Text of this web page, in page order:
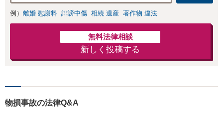
住以外の方も対
応】
例） 離婚 慰謝料 誹謗中傷 相続 遺産 著作物 違法
無料法律相談
新しく投稿する
物損事故の法律Q&A